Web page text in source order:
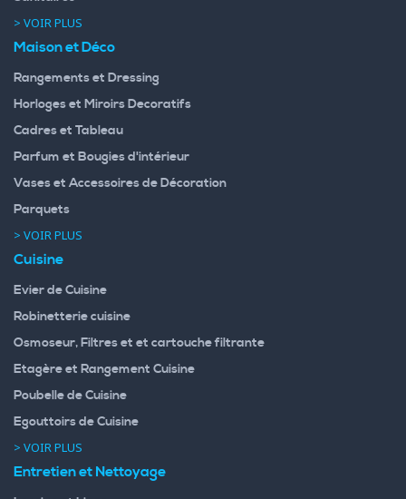
> VOIR PLUS
Maison et Déco
Rangements et Dressing
Horloges et Miroirs Decoratifs
Cadres et Tableau
Parfum et Bougies d'intérieur
Vases et Accessoires de Décoration
Parquets
> VOIR PLUS
Cuisine
Evier de Cuisine
Robinetterie cuisine
Osmoseur, Filtres et et cartouche filtrante
Etagère et Rangement Cuisine
Poubelle de Cuisine
Egouttoirs de Cuisine
> VOIR PLUS
Entretien et Nettoyage